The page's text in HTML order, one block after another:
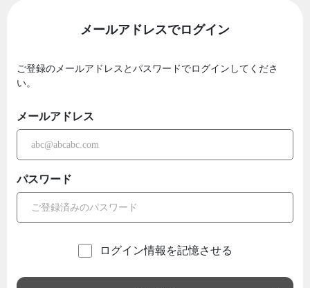
メールアドレスでログイン
ご登録のメールアドレスとパスワードでログインしてくださ
い。
メールアドレス
パスワード
ログイン情報を記憶させる